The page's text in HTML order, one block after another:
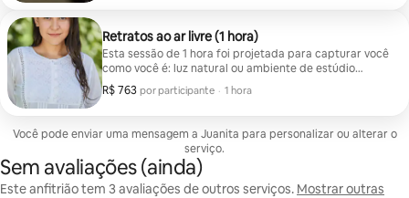
elenco, portfólios e uso profissional. O pacote inclui 4
imagens editadas e retocadas à sua escolha, com a
opção de comprar mais.
Retratos ao ar livre (1 hora)
Esta sessão de 1 hora foi projetada para capturar você
como você é: luz natural ou ambiente de estúdio
organizado, estilo minimalista e poses naturais. O
objetivo é criar imagens sofisticadas e prontas para
com clareza e facilidade. O pacote inclui 4 imagens
editadas e retocadas à sua escolha, com a opção de
comprar mais.
R$ 763 por participante
R$ 763 por participante
, · 1 hora
Você pode enviar uma mensagem a Juanita para personalizar ou alterar o
serviço.
Sem avaliações (ainda)
Este anfitrião tem 3 avaliações de outros serviços. Mostrar outras